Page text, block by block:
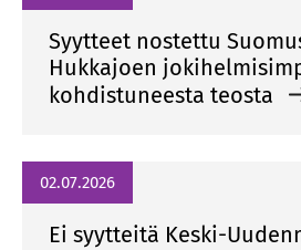
Syytteet nostettu
Hukkajoen
kohdistuneesta teosta
02.07.2026
Ei syytteitä Keski-